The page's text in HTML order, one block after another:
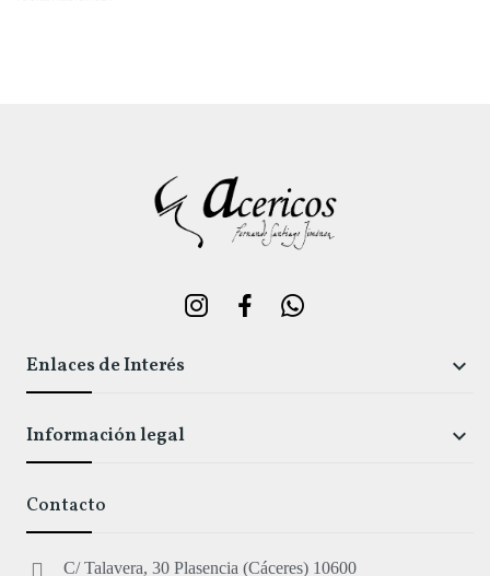
Enlaces de Interés 
Información legal 
Contacto
C/ Talavera, 30 Plasencia (Cáceres) 10600